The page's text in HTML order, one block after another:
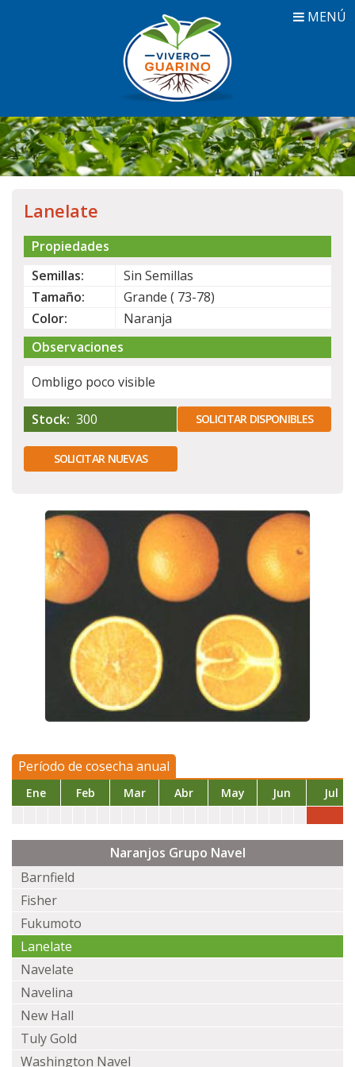
MENÚ
Lanelate
Propiedades
Semillas:
Sin Semillas
Tamaño:
Grande ( 73-78)
Color:
Naranja
Observaciones
Ombligo poco visible
Stock: 300 SOLICITAR DISPONIBLES
SOLICITAR NUEVAS
Período de cosecha anual
Ene Feb Mar Abr May Jun Jul
Naranjos Grupo Navel
Barnfield
Fisher
Fukumoto
Lanelate
Navelate
Navelina
New Hall
Tuly Gold
Washington Navel